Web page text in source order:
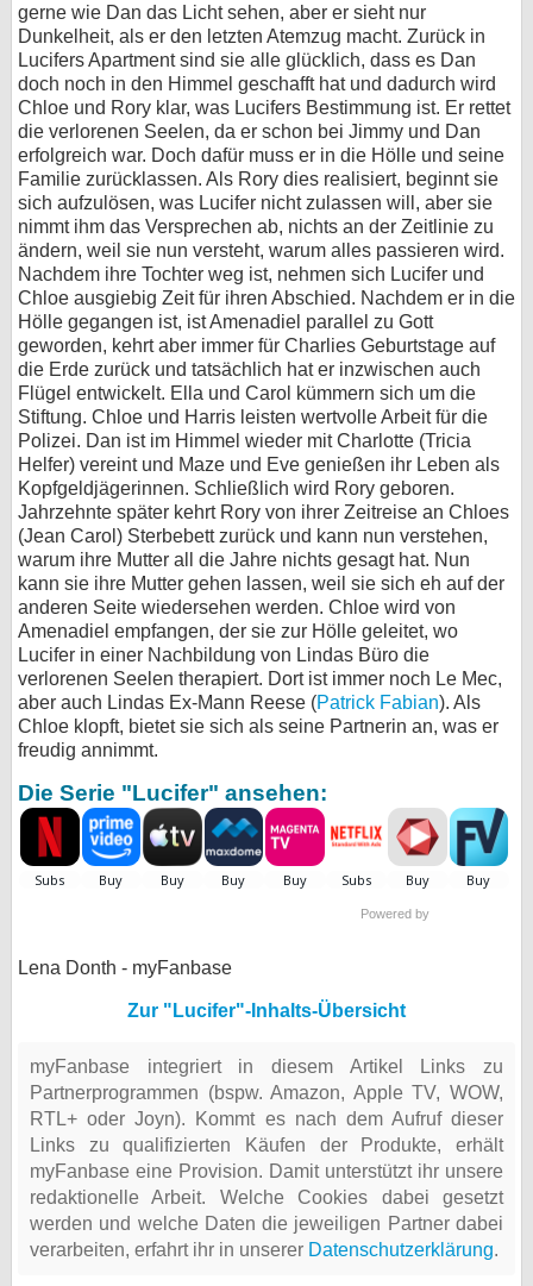
gerne wie Dan das Licht sehen, aber er sieht nur
Dunkelheit, als er den letzten Atemzug macht. Zurück in
Lucifers Apartment sind sie alle glücklich, dass es Dan
doch noch in den Himmel geschafft hat und dadurch wird
Chloe und Rory klar, was Lucifers Bestimmung ist. Er rettet
die verlorenen Seelen, da er schon bei Jimmy und Dan
erfolgreich war. Doch dafür muss er in die Hölle und seine
Familie zurücklassen. Als Rory dies realisiert, beginnt sie
sich aufzulösen, was Lucifer nicht zulassen will, aber sie
nimmt ihm das Versprechen ab, nichts an der Zeitlinie zu
ändern, weil sie nun versteht, warum alles passieren wird.
Nachdem ihre Tochter weg ist, nehmen sich Lucifer und
Chloe ausgiebig Zeit für ihren Abschied. Nachdem er in die
Hölle gegangen ist, ist Amenadiel parallel zu Gott
geworden, kehrt aber immer für Charlies Geburtstage auf
die Erde zurück und tatsächlich hat er inzwischen auch
Flügel entwickelt. Ella und Carol kümmern sich um die
Stiftung. Chloe und Harris leisten wertvolle Arbeit für die
Polizei. Dan ist im Himmel wieder mit Charlotte (Tricia
Helfer) vereint und Maze und Eve genießen ihr Leben als
Kopfgeldjägerinnen. Schließlich wird Rory geboren.
Jahrzehnte später kehrt Rory von ihrer Zeitreise an Chloes
(Jean Carol) Sterbebett zurück und kann nun verstehen,
warum ihre Mutter all die Jahre nichts gesagt hat. Nun
kann sie ihre Mutter gehen lassen, weil sie sich eh auf der
anderen Seite wiedersehen werden. Chloe wird von
Amenadiel empfangen, der sie zur Hölle geleitet, wo
Lucifer in einer Nachbildung von Lindas Büro die
verlorenen Seelen therapiert. Dort ist immer noch Le Mec,
aber auch Lindas Ex-Mann Reese (Patrick Fabian). Als
Chloe klopft, bietet sie sich als seine Partnerin an, was er
freudig annimmt.
Die Serie "Lucifer" ansehen:
Powered by
Lena Donth - myFanbase
Zur "Lucifer"-Inhalts-Übersicht
myFanbase integriert in diesem Artikel Links zu
Partnerprogrammen (bspw. Amazon, Apple TV, WOW,
RTL+ oder Joyn). Kommt es nach dem Aufruf dieser
Links zu qualifizierten Käufen der Produkte, erhält
myFanbase eine Provision. Damit unterstützt ihr unsere
redaktionelle Arbeit. Welche Cookies dabei gesetzt
werden und welche Daten die jeweiligen Partner dabei
verarbeiten, erfahrt ihr in unserer Datenschutzerklärung.